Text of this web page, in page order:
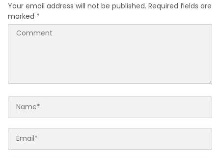
Your email address will not be published. Required fields are
marked *